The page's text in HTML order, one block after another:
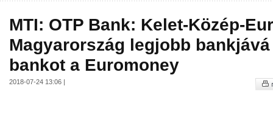
MTI: OTP Bank: Kelet-Közép-
Magyarország legjobb
bankot a Euromoney
2018-07-24 13:06 |